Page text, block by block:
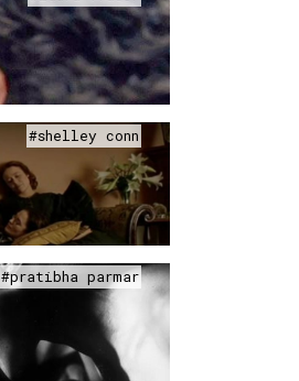
#shelley conn
#pratibha parmar